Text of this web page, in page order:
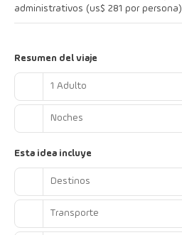
administrativos (us$ 281 por persona).
Resumen del viaje
1 Adulto
Noches
Esta idea incluye
Destinos
Transporte